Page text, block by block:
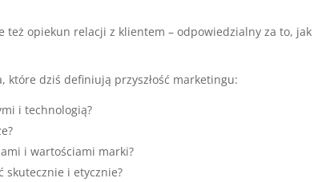
też opiekun relacji z klientem – odpowiedzialny za to, jak
które dziś definiują przyszłość marketingu:
i technologią?
i wartościami marki?
skutecznie i etycznie?